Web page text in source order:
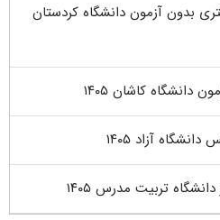
بدون آزمون دانشگاه کردستان
کاشان ۱۴۰۵
آزاد ۱۴۰۵
تربیت مدرس ۱۴۰۵